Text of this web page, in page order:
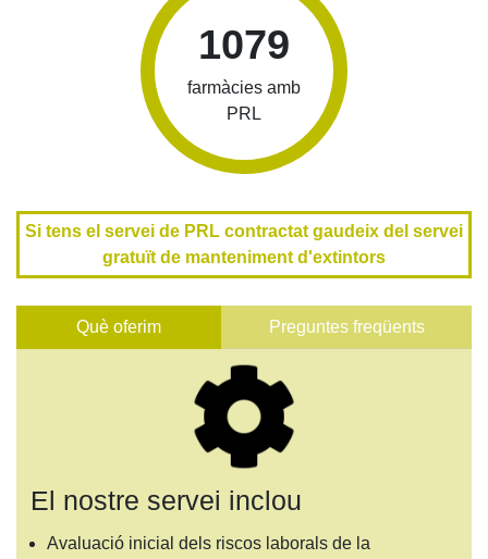
1079
farmàcies amb
PRL
Si tens el servei de PRL contractat gaudeix del servei
gratuït de manteniment d'extintors
Què oferim Preguntes freqüents
El nostre servei inclou
Avaluació inicial dels riscos laborals de la